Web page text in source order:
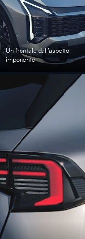
dal primo sguardo.
Un frontale dall’aspetto
imponente